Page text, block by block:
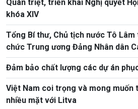
Quán triệt, triển khai Nghị quyết
khóa XIV
Tổng Bí thư, Chủ tịch nước Tô
chức Trung ương Đảng Nhân dân
Đảm bảo chất lượng các dự án
Việt Nam coi trọng và mong muốn
nhiều mặt với Litva